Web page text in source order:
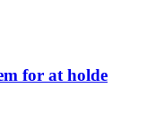
for at holde